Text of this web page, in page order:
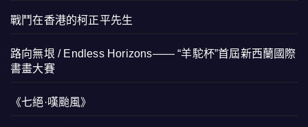
戰鬥在香港的柯正平先生
路向無垠 / Endless Horizons—— “羊駝杯”首屆新西蘭國際
書畫大賽
《七絕·嘆颱風》